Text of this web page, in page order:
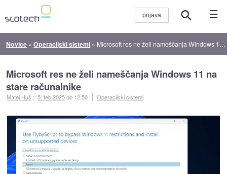
☰
Novice »Operacijski sistemi » Microsoft res ne želi nameščanja Windows 11 na stare računalnike
Microsoft res ne želi nameščanja Windows 11 na
stare računalnike
Matej Huš ::5. feb 2025ob 12:50 Operacijski sistemi